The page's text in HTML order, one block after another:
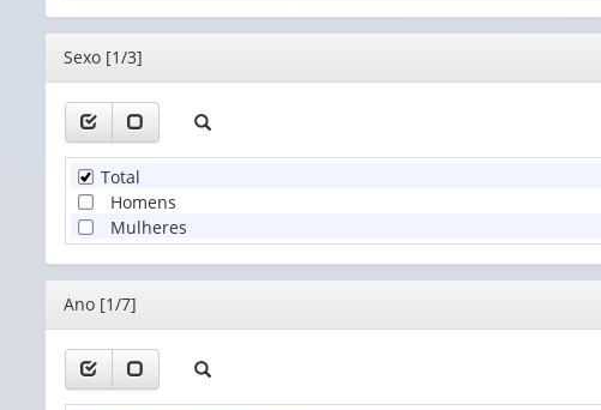
Editor
Sexo [1/3]
Total
Homens
Mulheres
Editor
Ano [1/7]